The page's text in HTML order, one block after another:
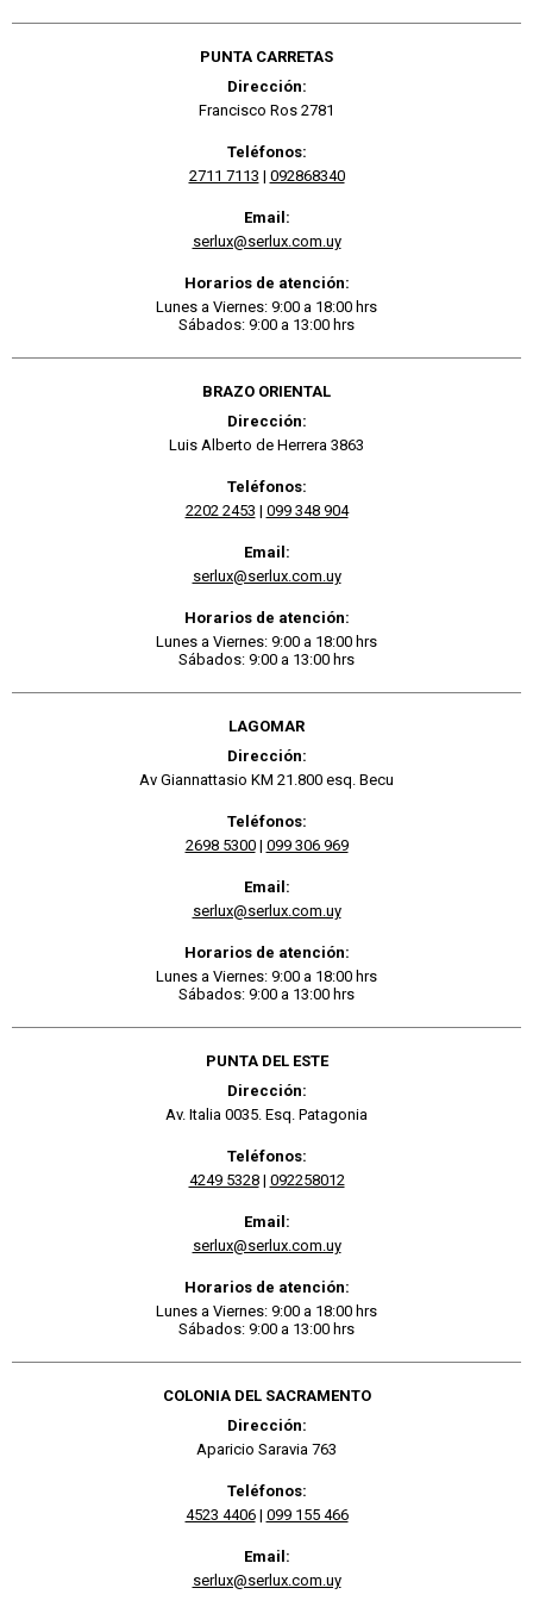
PUNTA CARRETAS
Dirección:
Francisco Ros 2781
Teléfonos:
2711 7113 | 092868340
Email:
serlux@serlux.com.uy
Horarios de atención:
Lunes a Viernes: 9:00 a 18:00 hrs
Sábados: 9:00 a 13:00 hrs
BRAZO ORIENTAL
Dirección:
Luis Alberto de Herrera 3863
Teléfonos:
2202 2453 | 099 348 904
Email:
serlux@serlux.com.uy
Horarios de atención:
Lunes a Viernes: 9:00 a 18:00 hrs
Sábados: 9:00 a 13:00 hrs
LAGOMAR
Dirección:
Av Giannattasio KM 21.800 esq. Becu
Teléfonos:
2698 5300| 099 306 969
Email:
serlux@serlux.com.uy
Horarios de atención:
Lunes a Viernes: 9:00 a 18:00 hrs
Sábados: 9:00 a 13:00 hrs
PUNTA DEL ESTE
Dirección:
Av. Italia 0035. Esq. Patagonia
Teléfonos:
4249 5328| 092258012
Email:
serlux@serlux.com.uy
Horarios de atención:
Lunes a Viernes: 9:00 a 18:00 hrs
Sábados: 9:00 a 13:00 hrs
COLONIA DEL SACRAMENTO
Dirección:
Aparicio Saravia 763
Teléfonos:
4523 4406| 099 155 466
Email:
serlux@serlux.com.uy